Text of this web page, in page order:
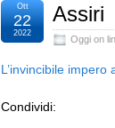
Assiri
Oggi on
Ott
22
2022
L’invincibile
Condividi: